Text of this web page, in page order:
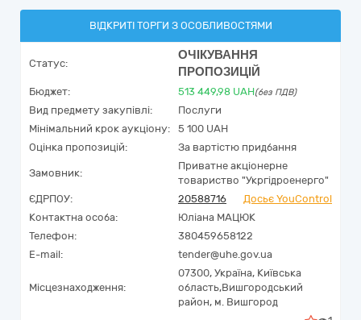
ВІДКРИТІ ТОРГИ З ОСОБЛИВОСТЯМИ
Статус:
ОЧІКУВАННЯ
ПРОПОЗИЦІЙ
Бюджет: 513 449,98 UAH(без ПДВ)
Вид предмету закупівлі:
Послуги
Мінімальний крок аукціону:
5 100 UAH
Оцінка пропозицій:
За вартістю придбання
Замовник:
Приватне акціонерне
товариство "Укргідроенерго"
ЄДРПОУ:
20588716
Досьє YouControl
Контактна особа:
Юліана МАЦЮК
Телефон:
380459658122
E-mail:
tender@uhe.gov.ua
Місцезнаходження:
07300, Україна, Київська
область,Вишгородський
район, м. Вишгород